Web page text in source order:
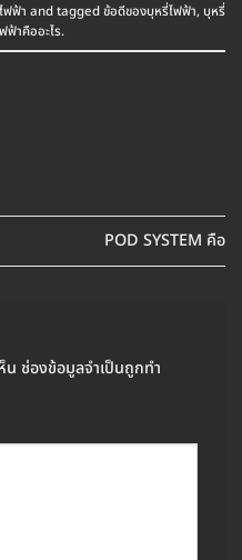
ฟฟ้า and taggedข้อดีของบุหรี่ไฟฟ้า, บุหรี่
ฟ้าคืออะไร.
POD SYSTEM คือ
น ช่องข้อมูลจำเป็นถูกทำ